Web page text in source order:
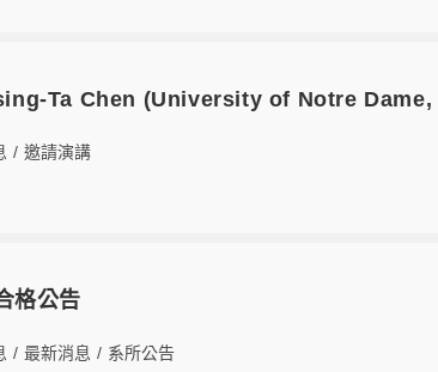
Ta Chen (University of Notre Dame,
/ 邀請演講
格公告
/ 最新消息 / 系所公告